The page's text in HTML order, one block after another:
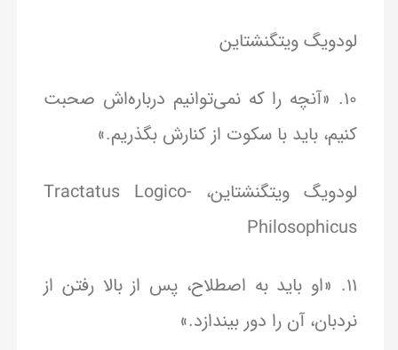
لودویگ ویتگنشتاین
10. «آنچه را که نمی‌توانیم درباره‌اش صحبت
کنیم، باید با سکوت از کنارش بگذریم.»
لودویگ ویتگنشتاین، Tractatus Logico-
Philosophicus
11. «او باید به اصطلاح، پس از بالا رفتن از
نردبان، آن را دور بیندازد.»